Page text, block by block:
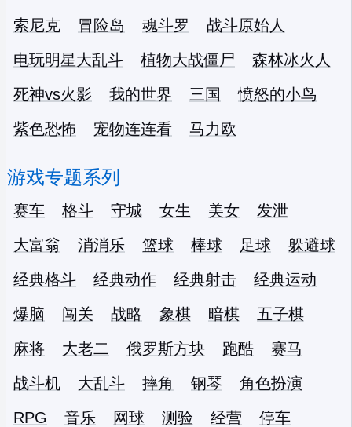
索尼克
冒险岛 魂斗罗
战斗原始人
电玩明星大乱斗
植物大战僵尸
森林冰火人
死神vs火影
我的世界 三国
愤怒的小鸟
紫色恐怖
宠物连连看 马力欧
游戏专题系列
赛车 格斗 守城 女生 美女
发泄
大富翁
消消乐 篮球 棒球 足球
躲避球
经典格斗
经典动作 经典射击
经典运动
爆脑
闯关 战略 象棋 暗棋
五子棋
麻将
大老二 俄罗斯方块 跑酷
赛马
战斗机
大乱斗 摔角 钢琴
角色扮演
RPG
音乐 网球 测验 经营
停车